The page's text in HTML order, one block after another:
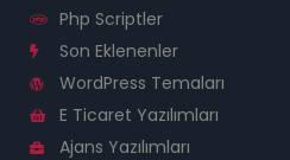
Php Scriptler
Son Eklenenler
WordPress Temaları
E Ticaret Yazılımları
Ajans Yazılımları